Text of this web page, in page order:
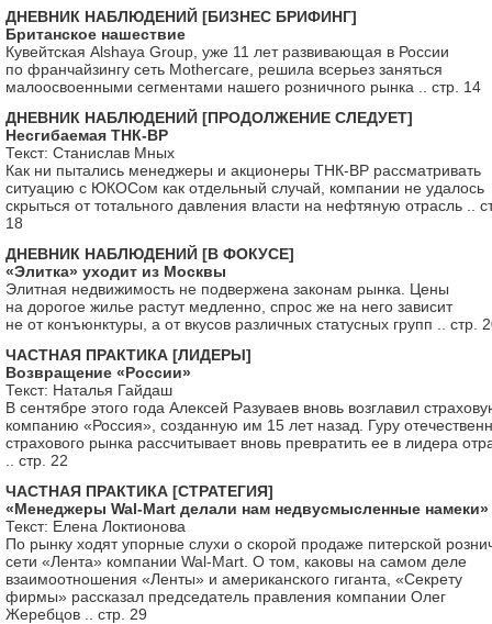
ДНЕВНИК НАБЛЮДЕНИЙ [БИЗНЕС БРИФИНГ]
Британское нашествие
Кувейтская Alshaya Group, уже 11 лет развивающая в России
по франчайзингу сеть Mothercare, решила всерьез заняться
малоосвоенными сегментами нашего розничного рынка .. стр. 14
ДНЕВНИК НАБЛЮДЕНИЙ [ПРОДОЛЖЕНИЕ СЛЕДУЕТ]
Несгибаемая ТНК-BP
Текст: Станислав Мных
Как ни пытались менеджеры и акционеры ТНК-BP рассматривать
ситуацию с ЮКОСом как отдельный случай, компании не удалось
скрыться от тотального давления власти на нефтяную отрасль ..
18
ДНЕВНИК НАБЛЮДЕНИЙ [В ФОКУСЕ]
«Элитка» уходит из Москвы
Элитная недвижимость не подвержена законам рынка. Цены
на дорогое жилье растут медленно, спрос же на него зависит
не от конъюнктуры, а от вкусов различных статусных групп .. стр.
ЧАСТНАЯ ПРАКТИКА [ЛИДЕРЫ]
Возвращение «России»
Текст: Наталья Гайдаш
В сентябре этого года Алексей Разуваев вновь возглавил
компанию «Россия», созданную им 15 лет назад. Гуру
страхового рынка рассчитывает вновь превратить ее в лидера
.. стр. 22
ЧАСТНАЯ ПРАКТИКА [СТРАТЕГИЯ]
«Менеджеры Wal-Mart делали нам недвусмысленные намеки»
Текст: Елена Локтионова
По рынку ходят упорные слухи о скорой продаже питерской
сети «Лента» компании Wal-Mart. О том, каковы на самом деле
взаимоотношения «Ленты» и американского гиганта, «Секрету
фирмы» рассказал председатель правления компании Олег
Жеребцов .. стр. 29